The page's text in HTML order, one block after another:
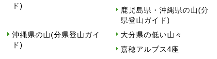
ド)
鹿児島県・沖縄県の山(分
県登山ガイド)
沖縄県の山(分県登山ガイ
ド)
大分県の低い山々
嘉穂アルプス4座